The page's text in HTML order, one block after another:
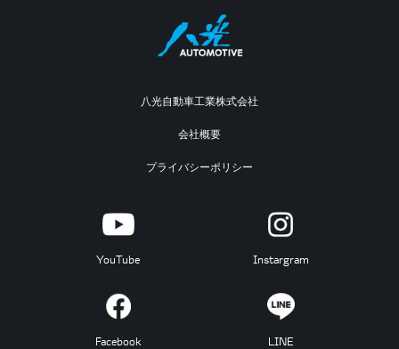
八光自動車工業株式会社
会社概要
プライバシーポリシー
YouTube Instargram
Facebook LINE